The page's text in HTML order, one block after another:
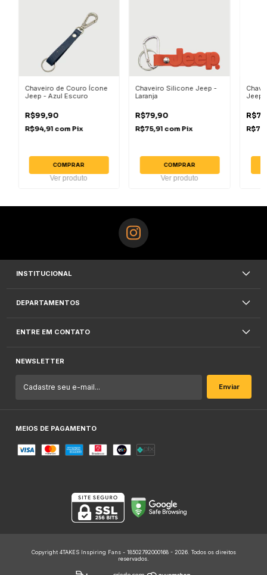
Chaveiro de Couro Ícone
Jeep - Azul Escuro
R$99,90
R$94,91 com Pix
COMPRAR
Ver produto
Chaveiro Silicone Jeep -
Laranja
R$79,90
R$75,91 com Pix
COMPRAR
Ver produto
Jeep
INSTITUCIONAL
DEPARTAMENTOS
ENTRE EM CONTATO
NEWSLETTER
MEIOS DE PAGAMENTO
Copyright 4TAKES Inspiring Fans - 18502792000168 - 2026. Todos os direitos
reservados.